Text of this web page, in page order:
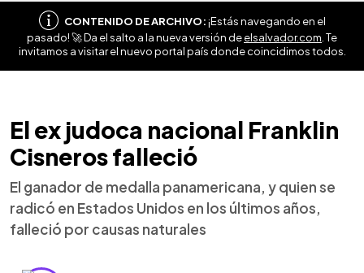
CONTENIDO DE ARCHIVO:¡Estás navegando en el
pasado! 🚀 Da el salto a la nueva versión deelsalvador.com . Te
invitamos a visitar el nuevo portal país donde coincidimos todos.
El ex judoca nacional Franklin
Cisneros falleció
El ganador de medalla panamericana, y quien se
radicó en Estados Unidos en los últimos años,
falleció por causas naturales